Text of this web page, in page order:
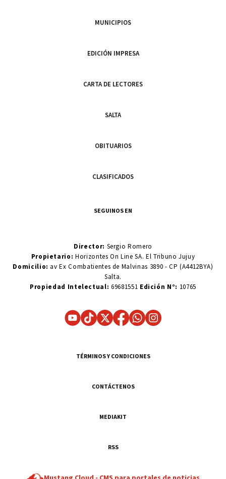
MUNICIPIOS
EDICIÓN IMPRESA
CARTA DE LECTORES
SALTA
OBITUARIOS
CLASIFICADOS
SEGUINOS EN
Director: Sergio Romero
Propietario:Horizontes On Line SA. El Tribuno Jujuy
Domicilio: av Ex Combatientes de Malvinas 3890 - CP (A4412BYA)
Salta.
Propiedad Intelectual: 69681551 Edición N°: 10765
TÉRMINOS Y CONDICIONES
CONTÁCTENOS
MEDIAKIT
RSS